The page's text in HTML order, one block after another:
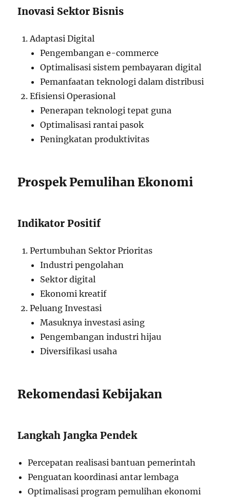
Inovasi Sektor Bisnis
Adaptasi Digital
Pengembangan e-commerce
Optimalisasi sistem pembayaran digital
Pemanfaatan teknologi dalam distribusi
Efisiensi Operasional
Penerapan teknologi tepat guna
Optimalisasi rantai pasok
Peningkatan produktivitas
Prospek Pemulihan Ekonomi
Indikator Positif
Pertumbuhan Sektor Prioritas
Industri pengolahan
Sektor digital
Ekonomi kreatif
Peluang Investasi
Masuknya investasi asing
Pengembangan industri hijau
Diversifikasi usaha
Rekomendasi Kebijakan
Langkah Jangka Pendek
Percepatan realisasi bantuan pemerintah
Penguatan koordinasi antar lembaga
Optimalisasi program pemulihan ekonomi